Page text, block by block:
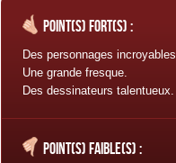
Point(s) fort(s) :
Des personnages incroyables.
Une grande fresque.
Des dessinateurs talentueux.
Point(s) faible(s) :